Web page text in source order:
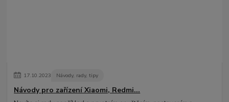
17.10.2023 Návody, rady, tipy
Návody pro zařízení Xiaomi, Redmi...